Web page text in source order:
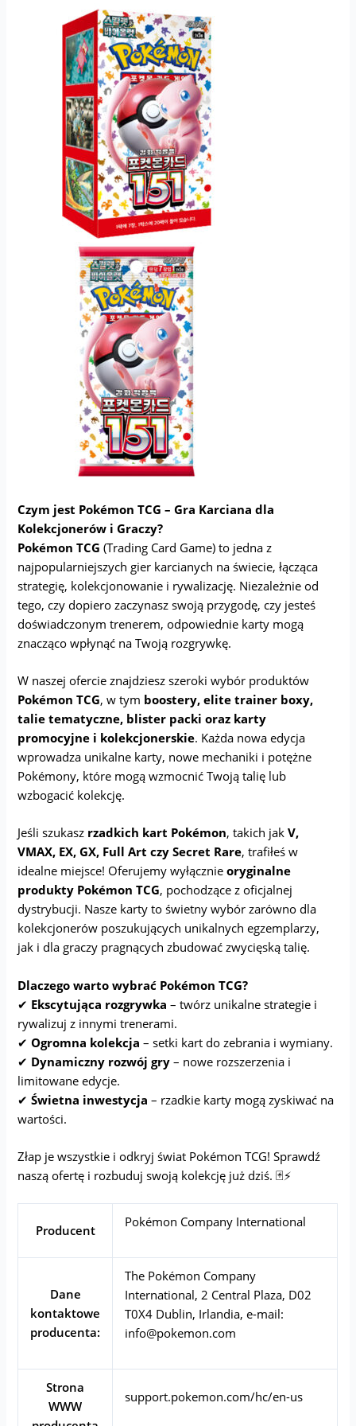
Czym jest Pokémon TCG – Gra Karciana dla
Kolekcjonerów i Graczy?
Pokémon TCG (Trading Card Game) to jedna z
najpopularniejszych gier karcianych na świecie, łącząca
strategię, kolekcjonowanie i rywalizację. Niezależnie od
tego, czy dopiero zaczynasz swoją przygodę, czy jesteś
doświadczonym trenerem, odpowiednie karty mogą
znacząco wpłynąć na Twoją rozgrywkę.
W naszej ofercie znajdziesz szeroki wybór produktów
Pokémon TCG, w tym boostery, elite trainer boxy,
talie tematyczne, blister packi oraz karty
promocyjne i kolekcjonerskie. Każda nowa edycja
wprowadza unikalne karty, nowe mechaniki i potężne
Pokémony, które mogą wzmocnić Twoją talię lub
wzbogacić kolekcję.
Jeśli szukasz rzadkich kart Pokémon, takich jakV,
VMAX, EX, GX, Full Art czy Secret Rare, trafiłeś w
idealne miejsce! Oferujemy wyłącznieoryginalne
produkty Pokémon TCG, pochodzące z oficjalnej
dystrybucji. Nasze karty to świetny wybór zarówno dla
kolekcjonerów poszukujących unikalnych egzemplarzy,
jak i dla graczy pragnących zbudować zwycięską talię.
Dlaczego warto wybrać Pokémon TCG?
✔ Ekscytująca rozgrywka – twórz unikalne strategie i
rywalizuj z innymi trenerami.
✔Ogromna kolekcja – setki kart do zebrania i wymiany.
✔ Dynamiczny rozwój gry – nowe rozszerzenia i
limitowane edycje.
✔Świetna inwestycja – rzadkie karty mogą zyskiwać na
wartości.
Złap je wszystkie i odkryj świat Pokémon TCG! Sprawdź
naszą ofertę i rozbuduj swoją kolekcję już dziś. 🃏⚡
Producent
Pokémon Company International
Dane
kontaktowe
producenta:
The Pokémon Company
International, 2 Central Plaza, D02
T0X4 Dublin, Irlandia, e-mail:
info@pokemon.com
Strona
WWW
support.pokemon.com/hc/en-us